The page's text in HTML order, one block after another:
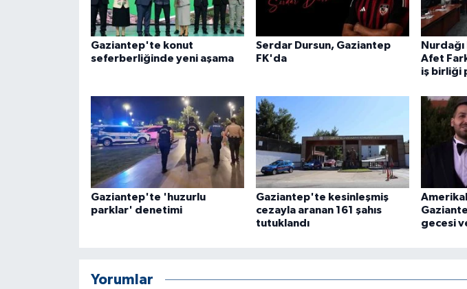
Gaziantep'te konut
seferberliğinde yeni aşama
Serdar Dursun, Gaziantep
FK'da
Afet
iş birliği
Gaziantep'te 'huzurlu
parklar' denetimi
Gaziantep'te kesinleşmiş
cezayla aranan 161 şahıs
tutuklandı
gecesi
Yorumlar